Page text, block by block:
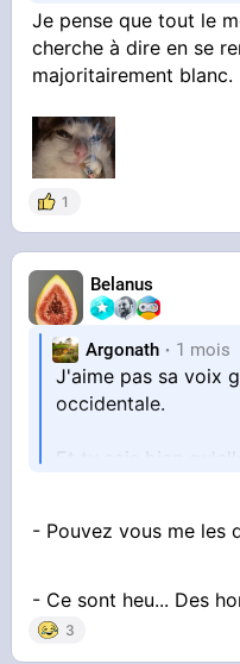
contre les hommes
Je pense que tout le
cherche à dire en se
majoritairement blanc.
1
Belanus
Argonath 1 mois
J'aime pas sa voix
occidentale.
Et tu sais bien
qu'il y a un
parlant des
la distinction
- Pouvez vous me les
- Ce sont heu... Des
3